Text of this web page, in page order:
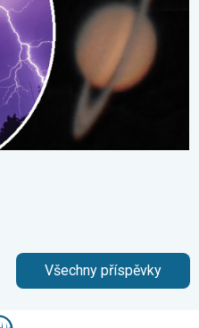
Všechny příspěvky